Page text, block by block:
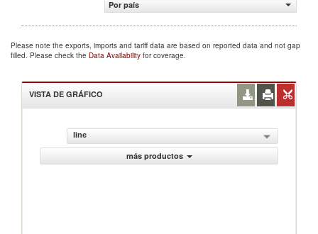
Por país
Please note the exports, imports and tariff data are based on reported data and not gap
filled. Please check the Data Availability for coverage.
VISTA DE GRÁFICO
line
más productos